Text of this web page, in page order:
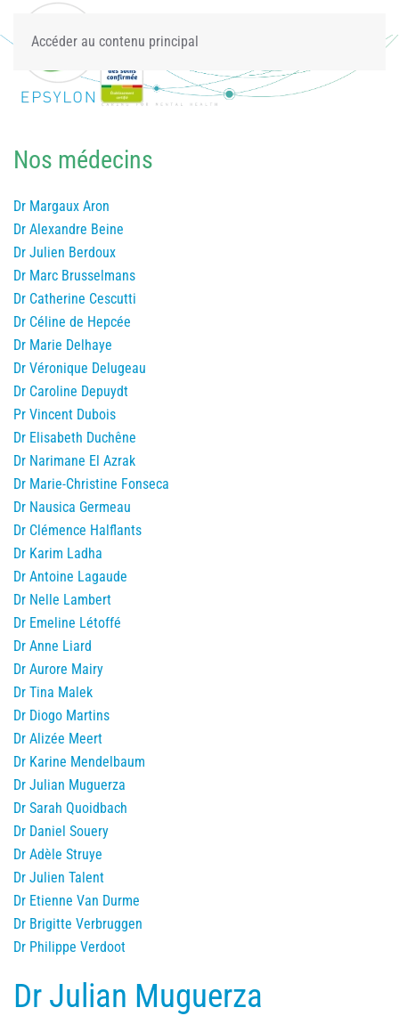
Accéder au contenu principal
Nos médecins
Dr Margaux Aron
Dr Alexandre Beine
Dr Julien Berdoux
Dr Marc Brusselmans
Dr Catherine Cescutti
Dr Céline de Hepcée
Dr Marie Delhaye
Dr Véronique Delugeau
Dr Caroline Depuydt
Pr Vincent Dubois
Dr Elisabeth Duchêne
Dr Narimane El Azrak
Dr Marie-Christine Fonseca
Dr Nausica Germeau
Dr Clémence Halflants
Dr Karim Ladha
Dr Antoine Lagaude
Dr Nelle Lambert
Dr Emeline Létoffé
Dr Anne Liard
Dr Aurore Mairy
Dr Tina Malek
Dr Diogo Martins
Dr Alizée Meert
Dr Karine Mendelbaum
Dr Julian Muguerza
Dr Sarah Quoidbach
Dr Daniel Souery
Dr Adèle Struye
Dr Julien Talent
Dr Etienne Van Durme
Dr Brigitte Verbruggen
Dr Philippe Verdoot
Dr Julian Muguerza